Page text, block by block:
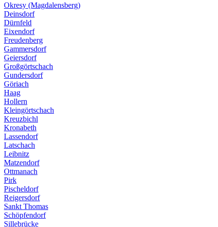
Okresy (Magdalensberg)
Deinsdorf
Dürnfeld
Eixendorf
Freudenberg
Gammersdorf
Geiersdorf
Großgörtschach
Gundersdorf
Göriach
Haag
Hollern
Kleingörtschach
Kreuzbichl
Kronabeth
Lassendorf
Latschach
Leibnitz
Matzendorf
Ottmanach
Pirk
Pischeldorf
Reigersdorf
Sankt Thomas
Schöpfendorf
Sillebrücke